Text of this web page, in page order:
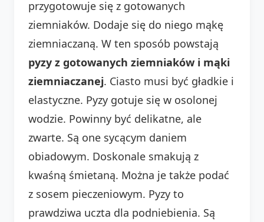
przygotowuje się z gotowanych
ziemniaków. Dodaje się do niego mąkę
ziemniaczaną. W ten sposób powstają
pyzy z gotowanych ziemniaków i mąki
ziemniaczanej. Ciasto musi być gładkie i
elastyczne. Pyzy gotuje się w osolonej
wodzie. Powinny być delikatne, ale
zwarte. Są one sycącym daniem
obiadowym. Doskonale smakują z
kwaśną śmietaną. Można je także podać
z sosem pieczeniowym. Pyzy to
prawdziwa uczta dla podniebienia. Są